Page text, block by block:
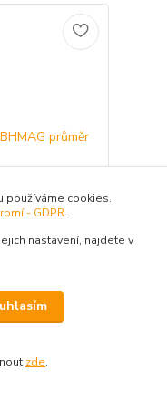
průměr
mm v balení 5
cookies.
- GDPR.
nastavení, najdete v
zde.